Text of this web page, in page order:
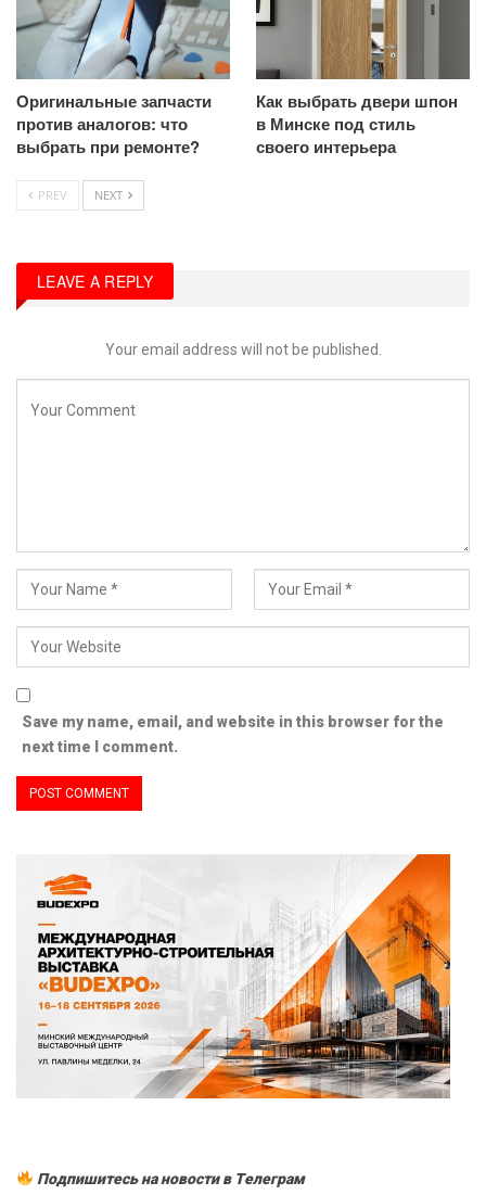
Оригинальные запчасти
против аналогов: что
выбрать при ремонте?
Как выбрать двери шпон
в Минске под стиль
своего интерьера
PREV NEXT
LEAVE A REPLY
Your email address will not be published.
Save my name, email, and website in this browser for the
next time I comment.
Подпишитесь на новости в Tелеграм